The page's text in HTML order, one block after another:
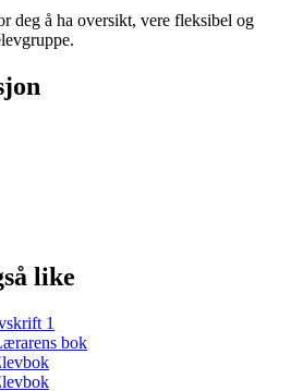
deg å ha oversikt, vere fleksibel og
like
1
bok